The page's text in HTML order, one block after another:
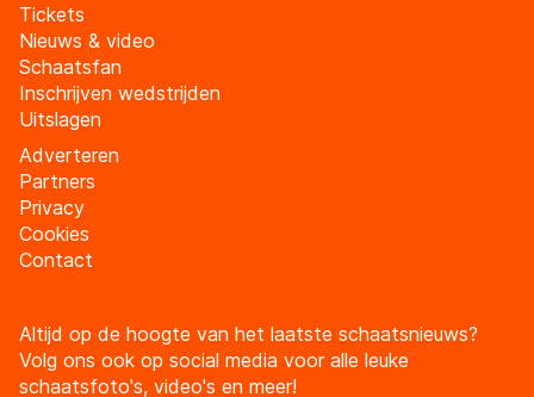
Tickets
Nieuws & video
Schaatsfan
Inschrijven wedstrijden
Uitslagen
Adverteren
Partners
Privacy
Cookies
Contact
Altijd op de hoogte van het laatste schaatsnieuws?
Volg ons ook op social media voor alle leuke
schaatsfoto's, video's en meer!